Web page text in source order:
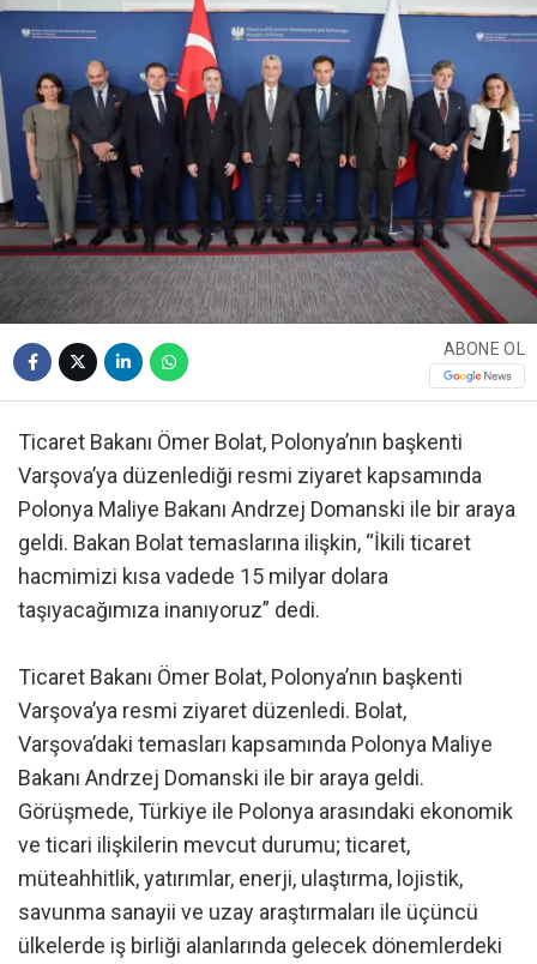
ABONE OL
Ticaret Bakanı Ömer Bolat, Polonya’nın başkenti
Varşova’ya düzenlediği resmi ziyaret kapsamında
Polonya Maliye Bakanı Andrzej Domanski ile bir araya
geldi. Bakan Bolat temaslarına ilişkin, “İkili ticaret
hacmimizi kısa vadede 15 milyar dolara
taşıyacağımıza inanıyoruz” dedi.
Ticaret Bakanı Ömer Bolat, Polonya’nın başkenti
Varşova’ya resmi ziyaret düzenledi. Bolat,
Varşova’daki temasları kapsamında Polonya Maliye
Bakanı Andrzej Domanski ile bir araya geldi.
Görüşmede, Türkiye ile Polonya arasındaki ekonomik
ve ticari ilişkilerin mevcut durumu; ticaret,
müteahhitlik, yatırımlar, enerji, ulaştırma, lojistik,
savunma sanayii ve uzay araştırmaları ile üçüncü
ülkelerde iş birliği alanlarında gelecek dönemlerdeki